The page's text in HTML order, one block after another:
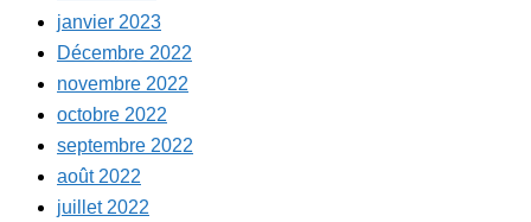
janvier 2023
Décembre 2022
novembre 2022
octobre 2022
septembre 2022
août 2022
juillet 2022